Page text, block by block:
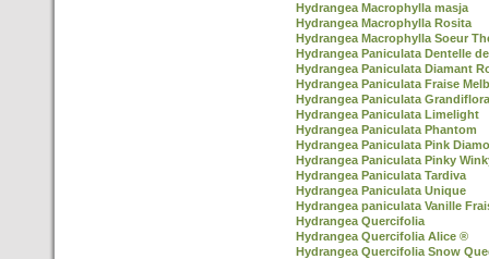
Hydrangea Macrophylla masja
Hydrangea Macrophylla Rosita
Hydrangea Macrophylla Soeur
Hydrangea Paniculata Dentelle
Hydrangea Paniculata Diamant
Hydrangea Paniculata Fraise
Hydrangea Paniculata Grandiflora
Hydrangea Paniculata Limelight
Hydrangea Paniculata Phantom
Hydrangea Paniculata Pink
Hydrangea Paniculata Pinky
Hydrangea Paniculata Tardiva
Hydrangea Paniculata Unique
Hydrangea paniculata Vanille
Hydrangea Quercifolia
Hydrangea Quercifolia Alice ®
Hydrangea Quercifolia Snow